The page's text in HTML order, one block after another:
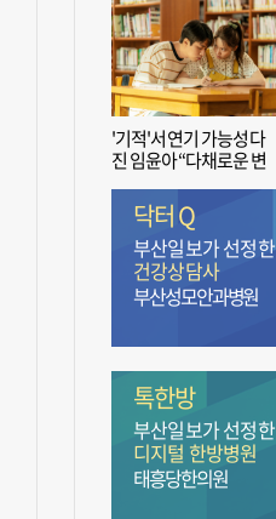
'기적'서 연기 가능성 다
진 임윤아 “다채로운 변
닥터 Q
부산일보가 선정한
건강상담사
부산성모안과병원
톡한방
부산일보가 선정한
디지털 한방병원
태흥당한의원